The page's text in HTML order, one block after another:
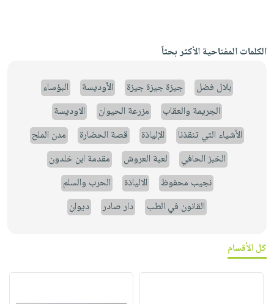
الكلمات المفتاحية الأكثر بحثاً
بلال فضل جيزة جيزة جيزة الأوديسة
البؤساء
الجريمة والعقاب
مزرعة الحيوان
الاوديسة
الأشياء التي تنقذنا
الإلياذة قصة الحضارة
مدن الملح
الخبز الحافي
لعبة العروش
مقدمة ابن خلدون
نجيب محفوظ
الالياذة
الحرب والسلم
القانون في الطب
دار صادر ديوان
كل الأقسام